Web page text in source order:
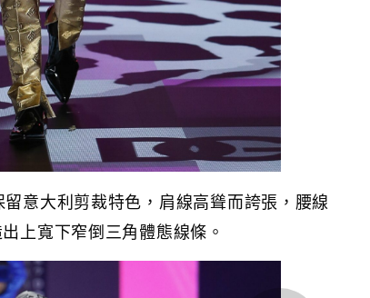
意大利剪裁特色，肩線高聳而誇張，腰線
上寬下窄倒三角體態線條。